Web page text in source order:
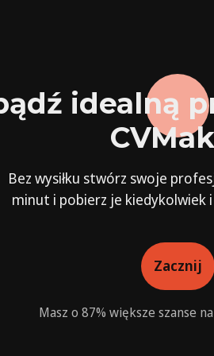
idealną
Bez wysiłku stwórz swoje
minut i pobierz je kiedykolwiek
Zacznij
Masz o 87% większe szanse